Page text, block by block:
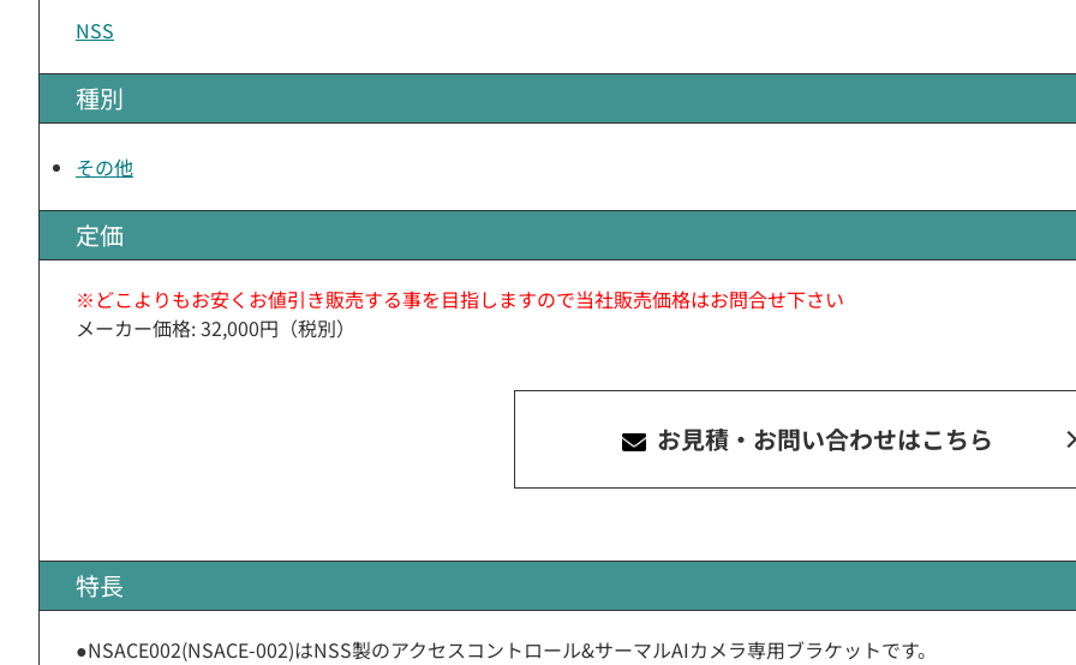
NSS
種別
その他
定価
※どこよりもお安くお値引き販売する事を目指しますので当社販売価格はお問合せ下さい
メーカー価格: 32,000円（税別）
お見積・お問い合わせはこちら
特長
●NSACE002(NSACE-002)はNSS製のアクセスコントロール&サーマルAIカメラ専用ブラケットです。